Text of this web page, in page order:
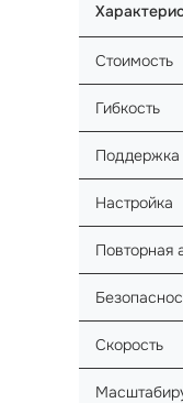
Стоимость
Гибкость
Поддержка
Настройка
Повторная
Скорость